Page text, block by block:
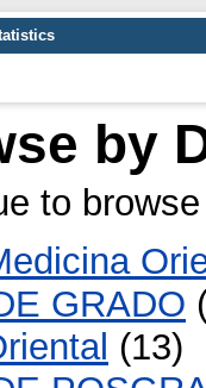
by
to
GRADO
(13)